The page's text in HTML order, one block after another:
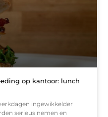
op kantoor: lunch
ingewikkelder
serieus nemen en